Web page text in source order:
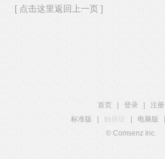
[ 点击这里返回上一页 ]
首页 登录
注册
标准版
触屏版 电脑版
© Comsenz Inc.